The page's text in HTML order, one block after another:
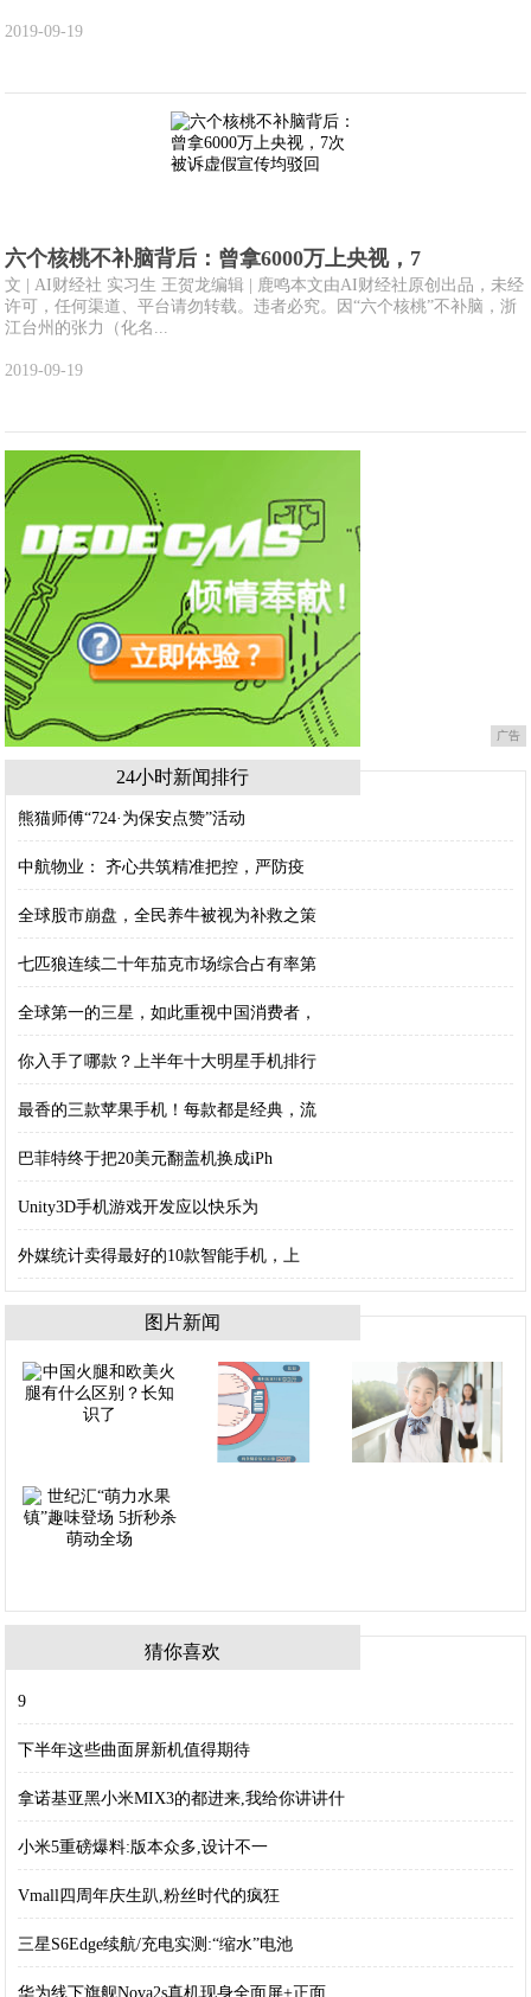
2019-09-19
六个核桃不补脑背后：曾拿6000万上央视，7
文 | AI财经社 实习生 王贺龙编辑 | 鹿鸣本文由AI财经社原创出品，未经
许可，任何渠道、平台请勿转载。违者必究。因“六个核桃”不补脑，浙
江台州的张力（化名...
2019-09-19
广告
24小时新闻排行
熊猫师傅“724·为保安点赞”活动
中航物业： 齐心共筑精准把控，严防疫
全球股市崩盘，全民养牛被视为补救之策
七匹狼连续二十年茄克市场综合占有率第
全球第一的三星，如此重视中国消费者，
你入手了哪款？上半年十大明星手机排行
最香的三款苹果手机！每款都是经典，流
巴菲特终于把20美元翻盖机换成iPh
Unity3D手机游戏开发应以快乐为
外媒统计卖得最好的10款智能手机，上
图片新闻
猜你喜欢
9
下半年这些曲面屏新机值得期待
拿诺基亚黑小米MIX3的都进来,我给你讲讲什
小米5重磅爆料:版本众多,设计不一
Vmall四周年庆生趴,粉丝时代的疯狂
三星S6Edge续航/充电实测:“缩水”电池
华为线下旗舰Nova2s真机现身全面屏+正面